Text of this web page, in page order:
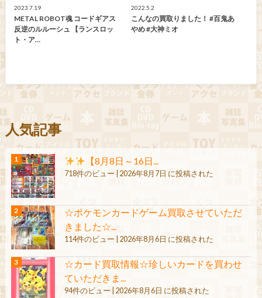
2023.7.19
METAL ROBOT魂 コードギアス
反逆のルルーシュ 【ランスロッ
ト・ア…
2022.5.2
こんなの買取りました！ #百鬼あ
やめ #大神ミオ
人気記事
【8月8日～16日...
718件のビュー 2026年8月7日 に投稿された
☆ポケモンカードゲーム買取させていただ
きました☆...
114件のビュー 2026年8月6日 に投稿された
☆カード買取情報☆珍しいカードを買わせ
ていただきま...
94件のビュー 2026年8月6日 に投稿された